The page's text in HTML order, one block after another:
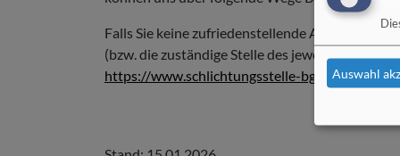
Falls Sie keine zufriedenstellende Antwort auf
(bzw. die zuständige Stelle des jeweiligen
https://www.schlichtungsstelle-bgg.deAuswahl